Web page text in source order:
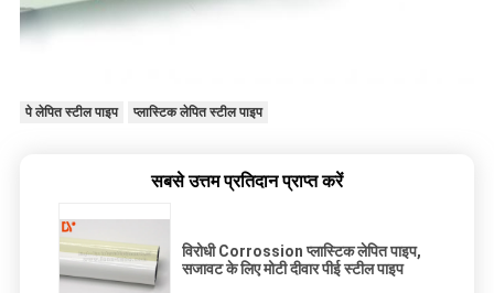
पे लेपित स्टील पाइप प्लास्टिक लेपित स्टील पाइप
सबसे उत्तम प्रतिदान प्राप्त करें
विरोधी Corrossion प्लास्टिक लेपित पाइप,
सजावट के लिए मोटी दीवार पीई स्टील पाइप